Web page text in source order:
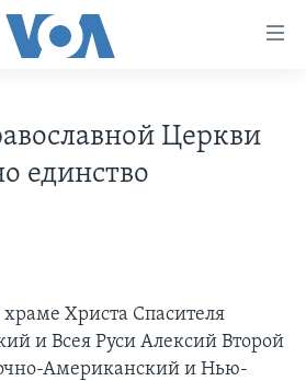
ИСТОРИЯ
Церкви
единство
Христа Спасителя
и Всея Руси Алексий Второй
Американский и Нью-